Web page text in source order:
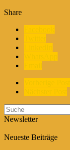
Share
Newsletter
Neueste Beiträge